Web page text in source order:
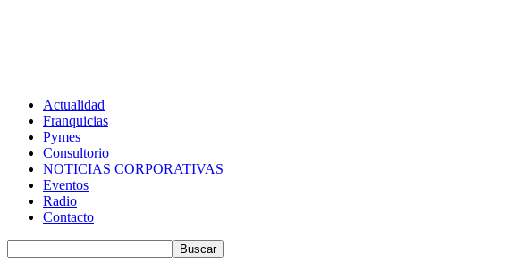
Actualidad
Franquicias
Pymes
Consultorio
NOTICIAS CORPORATIVAS
Eventos
Radio
Contacto